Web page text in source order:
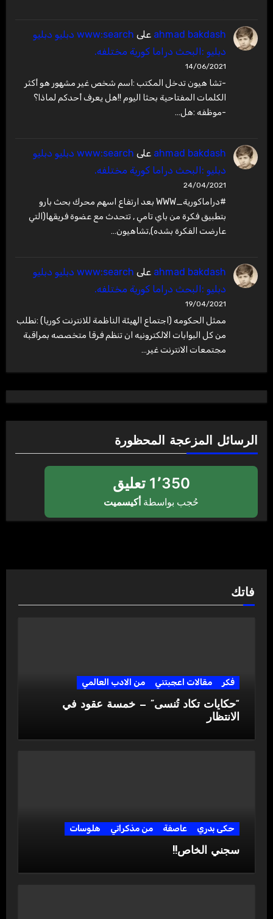
ahmad bakdash على
www:search دبليو دبليو
دبليو :البحث دراما كورية مختلفه.
14/06/2021
-تشا هيون تدخل المكتب :اسم شخص غير مشهور هو أكثر
الكلمات المفتاحية بحثا اليوم !!هل يعرف أحدكم لماذا؟
-موظفه :هل…
ahmad bakdash على
www:search دبليو دبليو
دبليو :البحث دراما كورية مختلفه.
24/04/2021
#دراماكورية_WWW بعد ارتفاع اسهم محرك بحث بارو
بتطبيق فكرة من باي تامي , تتحدث مع عضوة فريقها(التي
عارضت الفكرة بشده),تشاهيون…
ahmad bakdash على
www:search دبليو دبليو
دبليو :البحث دراما كورية مختلفه.
19/04/2021
ممثل الحكومه (اجتماع الهيئة الناظمة للانترنت كوريا) :نطلب
من كل البوابات الالكترونيه ان تنظم فرقا متخصصه بمراقبة
مجتمعات الانترنت غير…
الرسائل المزعجة المحظورة
1٬350 تعليق
حُجب بواسطة أكيسميت
فاتك
فكر مقالات اعجبتني من الادب العالمي
“حكايات تكاد تُنسى” — خمسة عقود في
الانتظار
حكى بدري عاصفة من مذكراتي هلوسات
سجني الخاص!!